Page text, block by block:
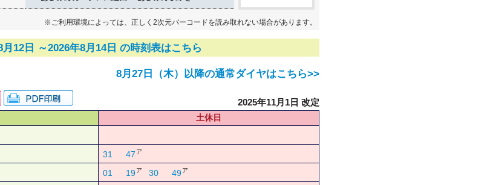
※ご利用環境によっては、正しく2次元バーコードを読み取れない場合があります。
月12日 ～2026年8月14日 の時刻表はこちら
8月27日（木）以降の通常ダイヤはこちら>>
2025年11月1日 改定
土休日
31 47 ア
01 19ア 30 49ア